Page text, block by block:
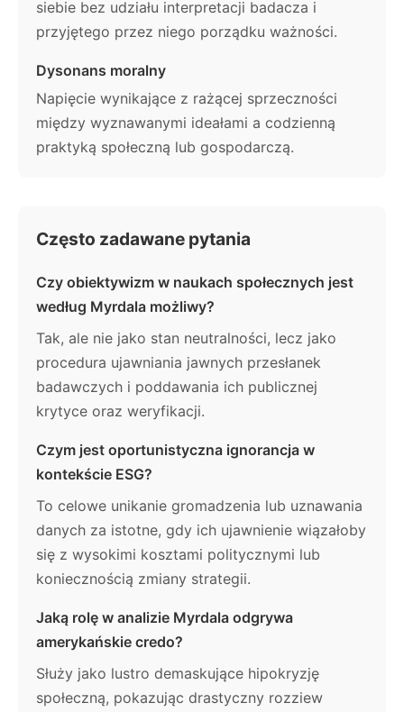
siebie bez udziału interpretacji badacza i
przyjętego przez niego porządku ważności.
Dysonans moralny
Napięcie wynikające z rażącej sprzeczności
między wyznawanymi ideałami a codzienną
praktyką społeczną lub gospodarczą.
Często zadawane pytania
Czy obiektywizm w naukach społecznych jest
według Myrdala możliwy?
Tak, ale nie jako stan neutralności, lecz jako
procedura ujawniania jawnych przesłanek
badawczych i poddawania ich publicznej
krytyce oraz weryfikacji.
Czym jest oportunistyczna ignorancja w
kontekście ESG?
To celowe unikanie gromadzenia lub uznawania
danych za istotne, gdy ich ujawnienie wiązałoby
się z wysokimi kosztami politycznymi lub
koniecznością zmiany strategii.
Jaką rolę w analizie Myrdala odgrywa
amerykańskie credo?
Służy jako lustro demaskujące hipokryzję
społeczną, pokazując drastyczny rozziew